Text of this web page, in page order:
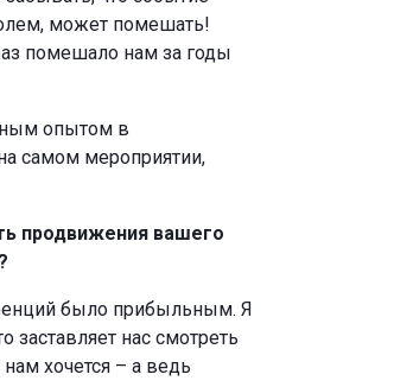
может помешать!
помешало нам за годы
опытом в
самом мероприятии,
продвижения вашего
было прибыльным. Я
заставляет нас смотреть
хочется – а ведь